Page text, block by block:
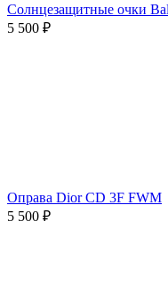
Солнцезащитные очки
5 500 ₽
Оправа Dior CD 3F FWM
5 500 ₽